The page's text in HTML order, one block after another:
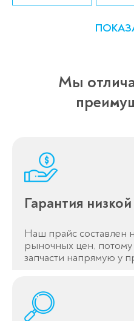
Мы
Гарантия
Наш прайс составлен
рыночных цен, потому
запчасти напрямую у